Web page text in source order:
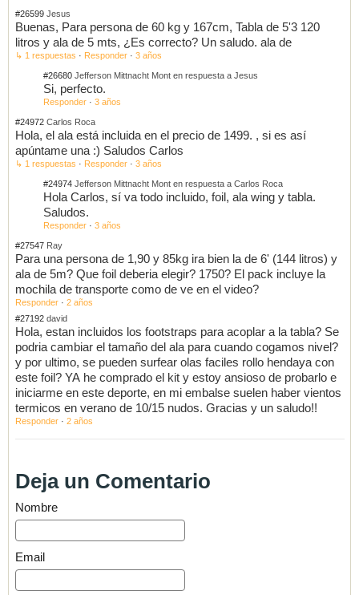
#26599 Jesus
Buenas, Para persona de 60 kg y 167cm, Tabla de 5'3 120
litros y ala de 5 mts, ¿Es correcto? Un saludo. ala de
↳ 1 respuestas · Responder· 3 años
#26680 Jefferson Mittnacht Mont en respuesta a Jesus
Si, perfecto.
Responder· 3 años
#24972 Carlos Roca
Hola, el ala está incluida en el precio de 1499. , si es así
apúntame una :) Saludos Carlos
↳ 1 respuestas · Responder· 3 años
#24974 Jefferson Mittnacht Mont en respuesta a Carlos Roca
Hola Carlos, sí va todo incluido, foil, ala wing y tabla.
Saludos.
Responder· 3 años
#27547 Ray
Para una persona de 1,90 y 85kg ira bien la de 6' (144 litros) y
ala de 5m? Que foil deberia elegir? 1750? El pack incluye la
mochila de transporte como de ve en el video?
Responder· 2 años
#27192 david
Hola, estan incluidos los footstraps para acoplar a la tabla? Se
podria cambiar el tamaño del ala para cuando cogamos nivel?
y por ultimo, se pueden surfear olas faciles rollo hendaya con
este foil? YA he comprado el kit y estoy ansioso de probarlo e
iniciarme en este deporte, en mi embalse suelen haber vientos
termicos en verano de 10/15 nudos. Gracias y un saludo!!
Responder· 2 años
Deja un Comentario
Nombre
Email